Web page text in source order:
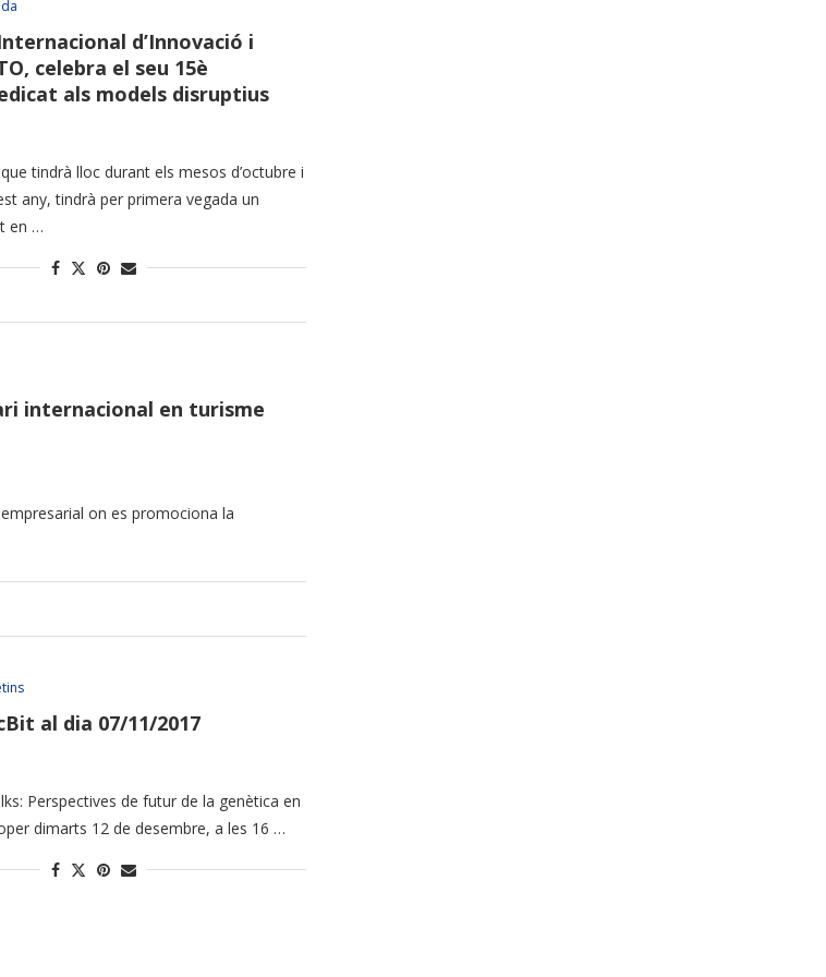
d’Innovació i
celebra el seu 15è
als models disruptius
tindrà lloc durant els mesos d’octubre i
any, tindrà per primera vegada un
en …
internacional en turisme
on es promociona la
al dia 07/11/2017
Perspectives de futur de la genètica en
dimarts 12 de desembre, a les 16 …